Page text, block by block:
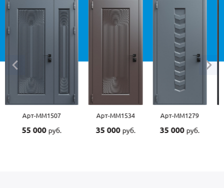
Арт-ММ1534
35 000руб.
Арт-ММ1279
35 000руб.
Арт-ММ1570
45 000руб.